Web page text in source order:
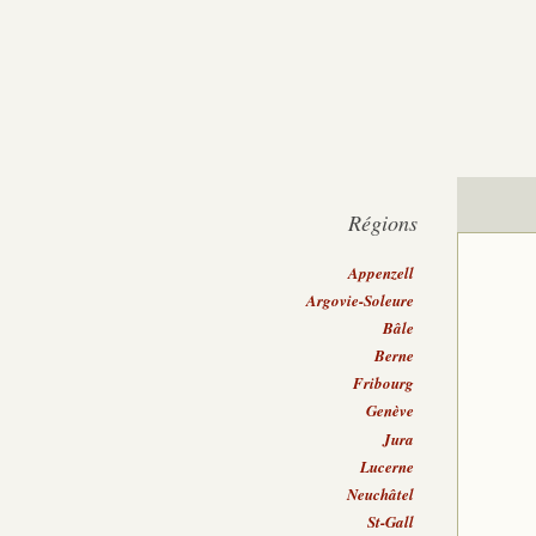
Régions
Appenzell
Argovie-Soleure
Bâle
Berne
Fribourg
Genève
Jura
Lucerne
Neuchâtel
St-Gall